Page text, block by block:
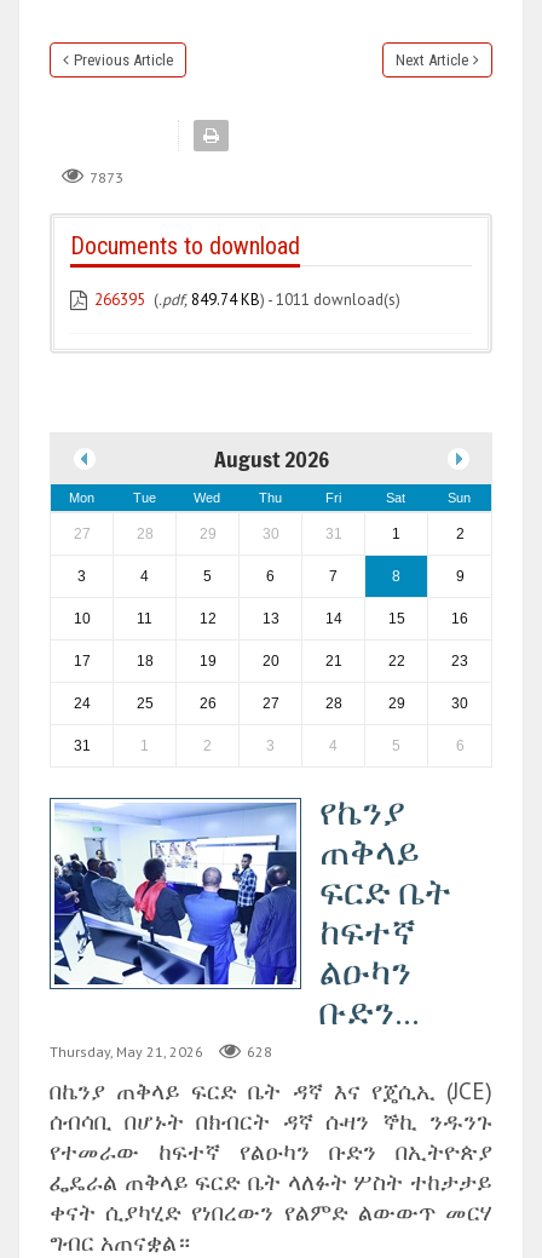
Previous Article Next Article
7873
Documents to download
266395 (.pdf, 849.74 KB) - 1011 download(s)
August 2026
Mon Tue Wed Thu Fri Sat Sun
27 28 29 30 31 1 2
3 4 5 6 7 8 9
10 11 12 13 14 15 16
17 18 19 20 21 22 23
24 25 26 27 28 29 30
31 1 2 3 4 5 6
‎የኬንያ
ጠቅላይ
ፍርድ ቤት
ከፍተኛ
ልዑካን
ቡድን...
Thursday, May 21, 2026 628
በኬንያ ጠቅላይ ፍርድ ቤት ዳኛ እና የጄሲኢ (JCE)
ሰብሳቢ በሆኑት በክብርት ዳኛ ሱዛን ኞኪ ንዱንጉ
የተመራው ከፍተኛ የልዑካን ቡድን በኢትዮጵያ
ፌዴራል ጠቅላይ ፍርድ ቤት ላለፉት ሦስት ተከታታይ
ቀናት ሲያካሂድ የነበረውን የልምድ ልውውጥ መርሃ
ግብር አጠናቋል።